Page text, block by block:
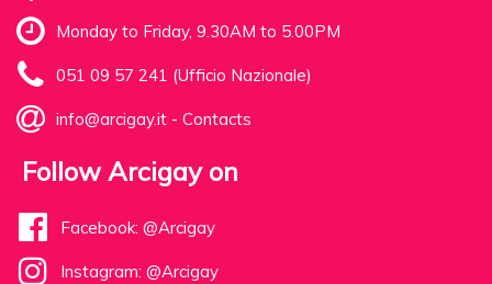
Monday to Friday, 9.30AM to 5.00PM
051 09 57 241 (Ufficio Nazionale)
info@arcigay.it - Contacts
Follow Arcigay on
Facebook: @Arcigay
Instagram: @Arcigay